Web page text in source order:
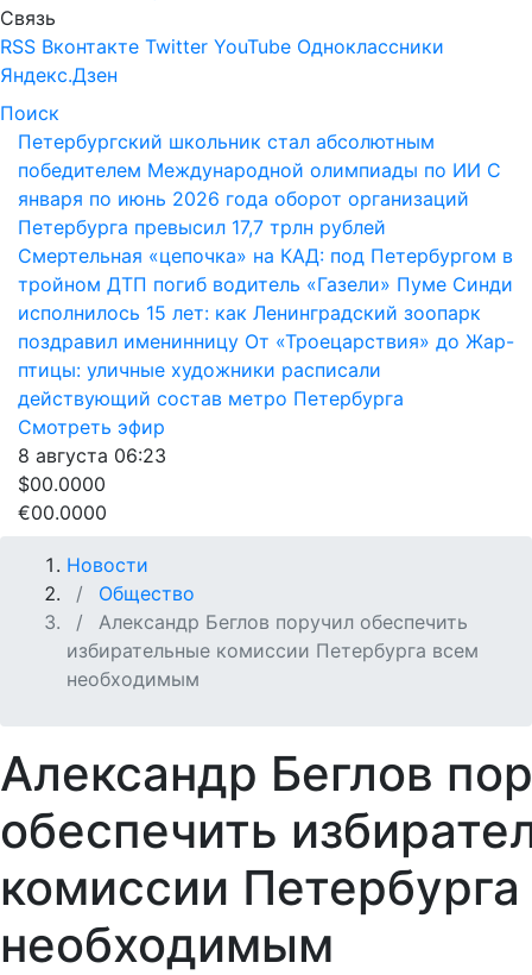
Связь
RSS Вконтакте Twitter YouTube Одноклассники
Яндекс.Дзен
Поиск
Петербургский школьник стал абсолютным
победителем Международной олимпиады по ИИ С
января по июнь 2026 года оборот организаций
Петербурга превысил 17,7 трлн рублей
Смертельная «цепочка» на КАД: под Петербургом в
тройном ДТП погиб водитель «Газели» Пуме Синди
исполнилось 15 лет: как Ленинградский зоопарк
поздравил именинницу От «Троецарствия» до Жар-
птицы: уличные художники расписали
действующий состав метро Петербурга
Смотреть эфир
8 августа 06:23
$00.0000
€00.0000
Новости
Общество
Александр Беглов поручил обеспечить
избирательные комиссии Петербурга всем
необходимым
Александр Беглов
обеспечить
комиссии
необходимым